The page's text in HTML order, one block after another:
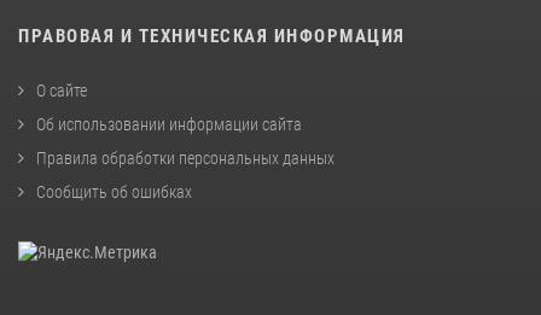
ПРАВОВАЯ И ТЕХНИЧЕСКАЯ ИНФОРМАЦИЯ
О сайте
Об использовании информации сайта
Правила обработки персональных данных
Сообщить об ошибках